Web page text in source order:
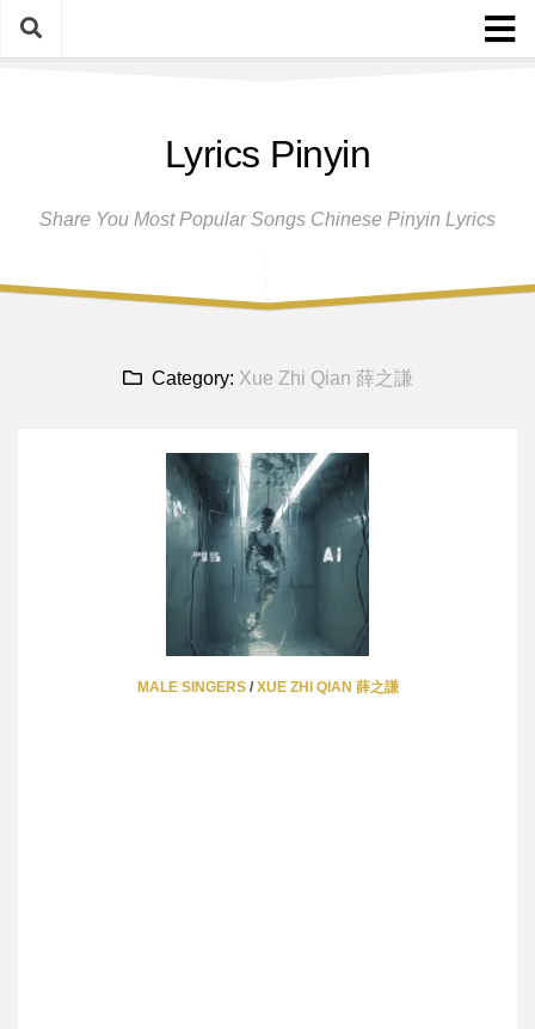
Skip
Disclaimer And Privacy Policy
Lyrics Pinyin
Share You Most Popular Songs Chinese Pinyin Lyrics
Category: Xue Zhi Qian 薛之謙
MALE SINGERS/ XUE ZHI QIAN 薛之謙